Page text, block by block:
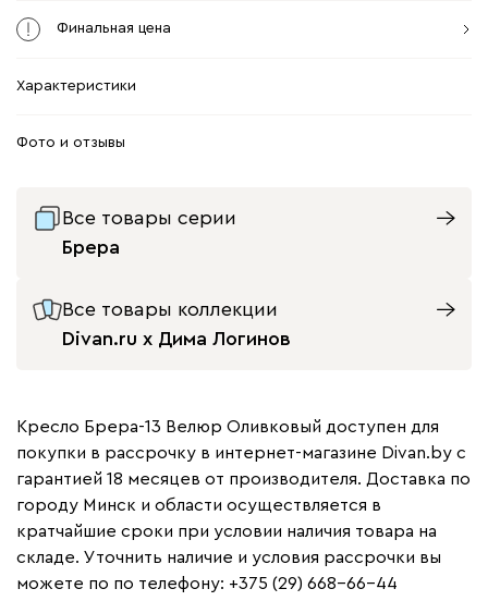
Финальная цена
Характеристики
Фото и отзывы
Все товары серии
Брера
Все товары коллекции
Divan.ru x Дима Логинов
Кресло Брера-13 Велюр Оливковый доступен для
покупки в рассрочку в интернет-магазине Divan.by с
гарантией 18 месяцев от производителя. Доставка по
городу Минск и области осуществляется в
кратчайшие сроки при условии наличия товара на
складе. Уточнить наличие и условия рассрочки вы
можете по по телефону: +375 (29) 668-66-44